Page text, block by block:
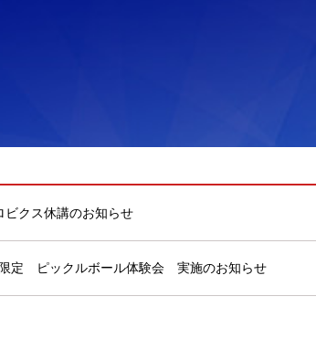
クス休講のお知らせ
限定 ピックルボール体験会 実施のお知らせ